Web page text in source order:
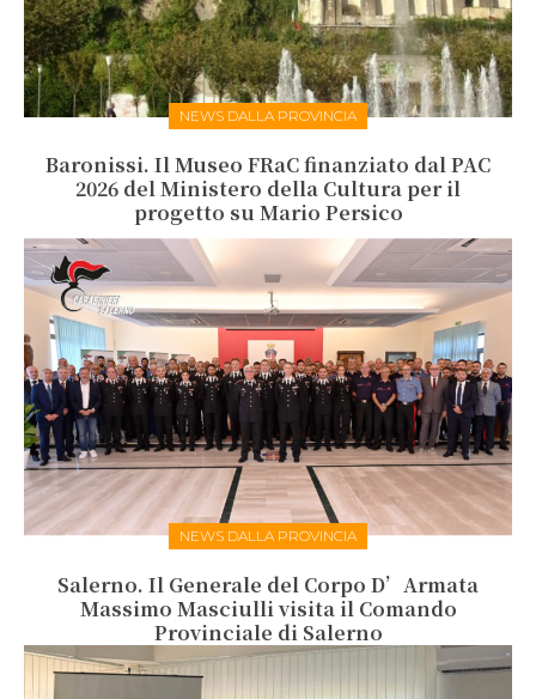
NEWS DALLA PROVINCIA
Baronissi. Il Museo FRaC finanziato dal PAC
2026 del Ministero della Cultura per il
progetto su Mario Persico
NEWS DALLA PROVINCIA
Salerno. Il Generale del Corpo D’Armata
Massimo Masciulli visita il Comando
Provinciale di Salerno